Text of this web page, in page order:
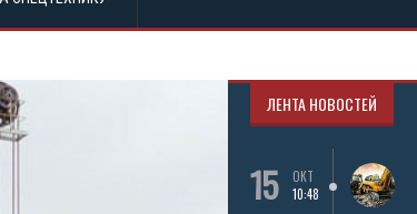
ЛЕНТА НОВОСТЕЙ
15
ОКТ
10:48